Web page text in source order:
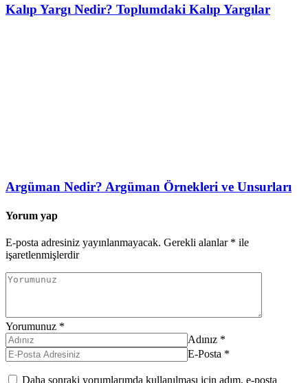
Kalıp Yargı Nedir? Toplumdaki Kalıp Yargılar
Argüman Nedir? Argüman Örnekleri ve Unsurları
Yorum yap
E-posta adresiniz yayınlanmayacak. Gerekli alanlar * ile
işaretlenmişlerdir
Yorumunuz *
Adınız *
E-Posta *
Daha sonraki yorumlarımda kullanılması için adım, e-posta